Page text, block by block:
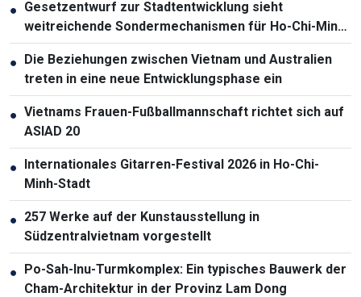
● Gesetzentwurf zur Stadtentwicklung sieht
weitreichende Sondermechanismen für Ho-Chi-Minh-
Stadt vor
● Die Beziehungen zwischen Vietnam und Australien
treten in eine neue Entwicklungsphase ein
● Vietnams Frauen-Fußballmannschaft richtet sich auf
ASIAD 20
● Internationales Gitarren-Festival 2026 in Ho-Chi-
Minh-Stadt
● 257 Werke auf der Kunstausstellung in
Südzentralvietnam vorgestellt
● Po-Sah-Inu-Turmkomplex: Ein typisches Bauwerk der
Cham-Architektur in der Provinz Lam Dong